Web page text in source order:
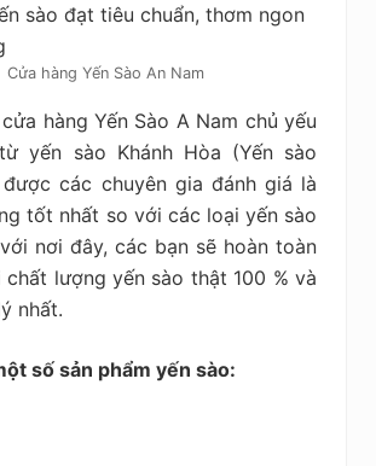
Cửa hàng Yến Sào An Nam
hàng Yến Sào A Nam chủ yếu
yến sào Khánh Hòa (Yến sào
được các chuyên gia đánh giá là
tốt nhất so với các loại yến sào
nơi đây, các bạn sẽ hoàn toàn
lượng yến sào thật 100 % và
nhất.
số sản phẩm yến sào: